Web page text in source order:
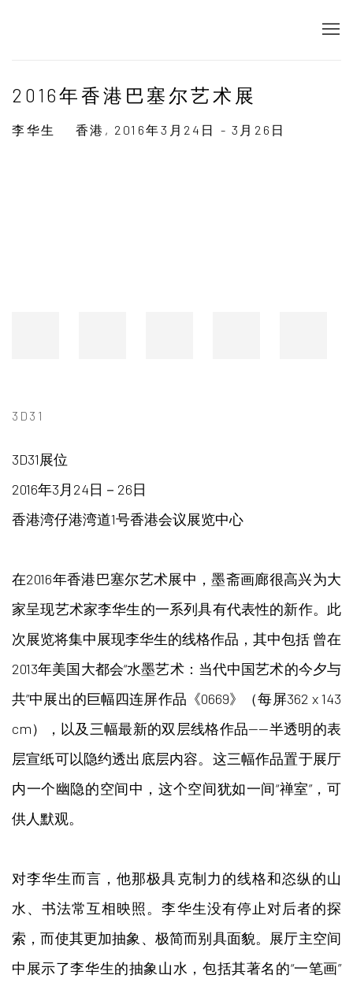
2016年香港巴塞尔艺术展
李华生 香港, 2016年3月24日 - 3月26日
3D31
3D31展位
2016年3月24日－26日
香港湾仔港湾道1号香港会议展览中心
在2016年香港巴塞尔艺术展中，墨斋画廊很高兴为大
家呈现艺术家李华生的一系列具有代表性的新作。此
次展览将集中展现李华生的线格作品，其中包括 曾在
2013年美国大都会“水墨艺术：当代中国艺术的今夕与
共”中展出的巨幅四连屏作品《0669》（每屏362 x 143
cm），以及三幅最新的双层线格作品——半透明的表
层宣纸可以隐约透出底层内容。这三幅作品置于展厅
内一个幽隐的空间中，这个空间犹如一间“禅室”，可
供人默观。
对李华生而言，他那极具克制力的线格和恣纵的山
水、书法常互相映照。李华生没有停止对后者的探
索，而使其更加抽象、极简而别具面貌。展厅主空间
中展示了李华生的抽象山水，包括其著名的“一笔画”